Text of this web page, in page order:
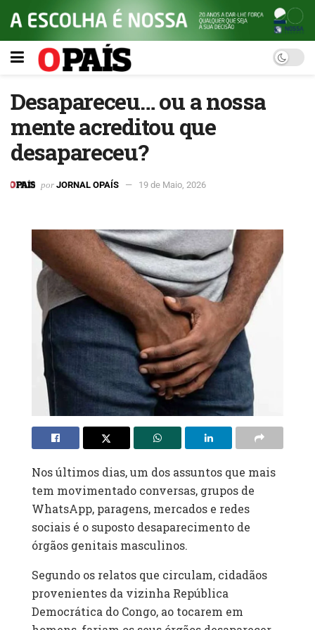
Desapareceu… ou a nossa
mente acreditou que
desapareceu?
por JORNAL OPAÍS 19 de Maio, 2026
Nos últimos dias, um dos assuntos que mais
tem movimentado conversas, grupos de
WhatsApp, paragens, mercados e redes
sociais é o suposto desaparecimento de
órgãos genitais masculinos.
Segundo os relatos que circulam, cidadãos
provenientes da vizinha República
Democrática do Congo, ao tocarem em